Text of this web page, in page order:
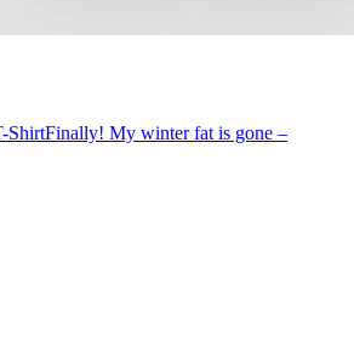
ShirtFinally! My winter fat is gone –